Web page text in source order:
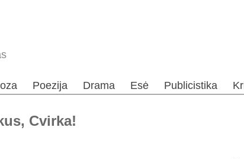
Poezija Drama Esė Publicistika
Cvirka!